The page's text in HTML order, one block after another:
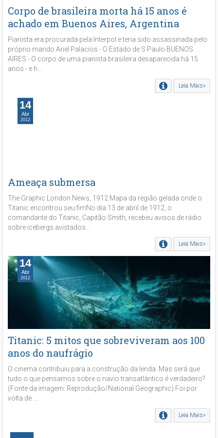
Corpo de brasileira morta há 15 anos é
achado em Buenos Aires, Argentina
Pianista era procurada pela Interpol e teria sido assassinada pelo
próprio marido Ariel Palacios - O Estado de S.Paulo BUENOS
AIRES - O corpo de uma pianista brasileira desaparecida há 15
anos - e h...
Leia Mais»
Ameaça submersa
The Graphic London News, 1912.Mapa da região gelada onde o
Titanic encontrou seu fimNo dia 13 de abril de 1912, o
comandante do Titanic, Capitão Smith, recebeu avisos de rádio
sobre icebergs avistados...
Leia Mais»
14
Abr
2012
Titanic: 5 mitos que sobreviveram aos 100
anos do naufrágio
O cinema contribuiu para a construção da lenda. Mas será que
tudo o que pensamos sobre o navio transatlântico é verdadeiro?
(Fonte da imagem: Reprodução/National Geographic) Foi por
volta de ...
Leia Mais»
14
Abr
2012